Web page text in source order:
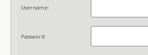
Username:
Password: